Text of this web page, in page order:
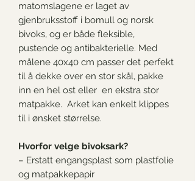
matomslagene er laget av
gjenbruksstoff i bomull og norsk
bivoks, og er både fleksible,
pustende og antibakterielle. Med
målene 40x40 cm passer det perfekt
til å dekke over en stor skål, pakke
inn en hel ost eller en ekstra stor
matpakke. Arket kan enkelt klippes
til i ønsket størrelse.
Hvorfor velge bivoksark?
– Erstatt engangsplast som plastfolie
og matpakkepapir